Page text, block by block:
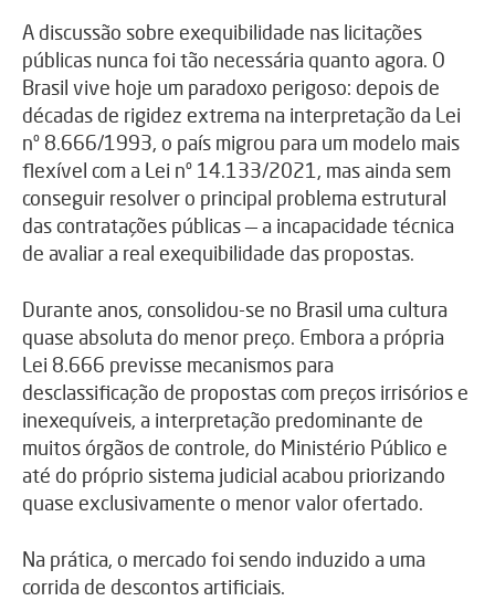
A discussão sobre exequibilidade nas licitações
públicas nunca foi tão necessária quanto agora. O
Brasil vive hoje um paradoxo perigoso: depois de
décadas de rigidez extrema na interpretação da Lei
nº 8.666/1993, o país migrou para um modelo mais
flexível com a Lei nº 14.133/2021, mas ainda sem
conseguir resolver o principal problema estrutural
das contratações públicas — a incapacidade técnica
de avaliar a real exequibilidade das propostas.
Durante anos, consolidou-se no Brasil uma cultura
quase absoluta do menor preço. Embora a própria
Lei 8.666 previsse mecanismos para
desclassificação de propostas com preços irrisórios e
inexequíveis, a interpretação predominante de
muitos órgãos de controle, do Ministério Público e
até do próprio sistema judicial acabou priorizando
quase exclusivamente o menor valor ofertado.
Na prática, o mercado foi sendo induzido a uma
corrida de descontos artificiais.